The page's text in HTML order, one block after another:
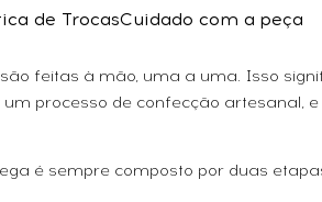
de TrocasCuidado com a peça
feitas à mão, uma a uma. Isso
processo de confecção artesanal,
é sempre composto por duas